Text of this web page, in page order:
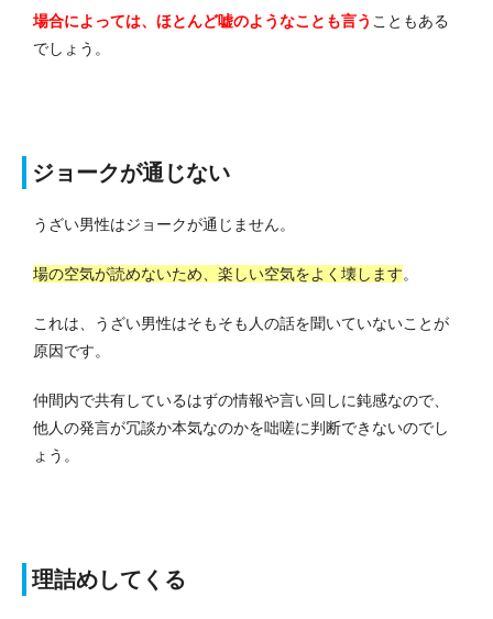
場合によっては、ほとんど嘘のようなことも言う こともある
でしょう。
ジョークが通じない
うざい男性はジョークが通じません。
場の空気が読めないため、楽しい空気をよく壊します。
これは、うざい男性はそもそも人の話を聞いていないことが
原因です。
仲間内で共有しているはずの情報や言い回しに鈍感なので、
他人の発言が冗談か本気なのかを咄嗟に判断できないのでし
ょう。
理詰めしてくる